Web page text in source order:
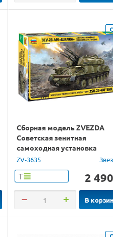
Сборная модель ZVEZDA
Советская зенитная
самоходная установка
ЗСУ-23-4М "Шилка", 1/35
ZV-3635
Т 2 490
В